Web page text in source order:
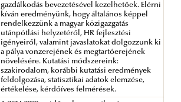
gazdálkodás bevezetésével kezelhetőek. Elérni
kíván eredményünk, hogy általános képpel
rendelkezzünk a magyar közigazgatás
utánpótlási helyzetéről, HR fejlesztési
igényeiről, valamint javaslatokat dolgozzunk ki
a pálya vonzerejének és megtartóerejének
növelésére. Kutatási módszereink:
szakirodalom, korábbi kutatási eredmények
feldolgozása, statisztikai adatok elemzése,
értékelése, kérdőíves felmérések.